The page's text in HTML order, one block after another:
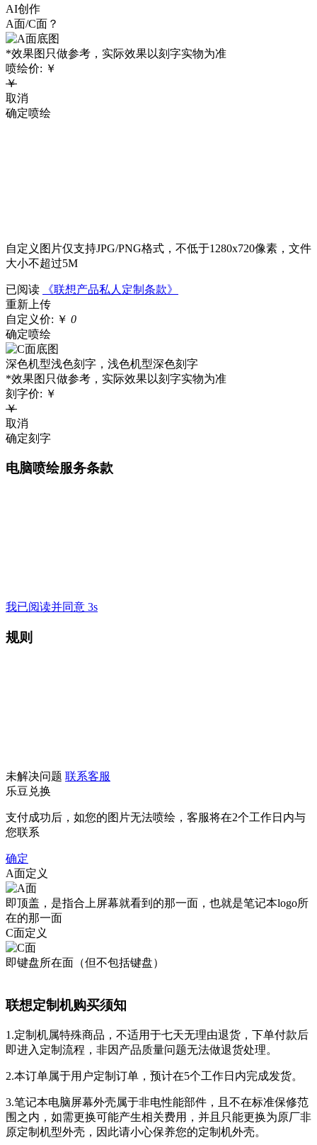
AI创作
A面/C面？
*效果图只做参考，实际效果以刻字实物为准
喷绘价: ￥
￥
取消
确定喷绘
自定义图片仅支持JPG/PNG格式，不低于1280x720像素，文件
大小不超过5M
已阅读
《联想产品私人定制条款》
重新上传
自定义价: ￥ 0
确定喷绘
深色机型浅色刻字，浅色机型深色刻字
*效果图只做参考，实际效果以刻字实物为准
刻字价: ￥
￥
取消
确定刻字
电脑喷绘服务条款
我已阅读并同意 3s
规则
未解决问题 联系客服
乐豆兑换
支付成功后，如您的图片无法喷绘，客服将在2个工作日内与
您联系
确定
A面定义
即顶盖，是指合上屏幕就看到的那一面，也就是笔记本logo所
在的那一面
C面定义
即键盘所在面（但不包括键盘）
联想定制机购买须知
1.定制机属特殊商品，不适用于七天无理由退货，下单付款后
即进入定制流程，非因产品质量问题无法做退货处理。
2.本订单属于用户定制订单，预计在5个工作日内完成发货。
3.笔记本电脑屏幕外壳属于非电性能部件，且不在标准保修范
围之内，如需更换可能产生相关费用，并且只能更换为原厂非
原定制机型外壳，因此请小心保养您的定制机外壳。